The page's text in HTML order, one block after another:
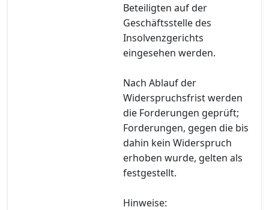
Beteiligten auf der
Geschäftsstelle des
Insolvenzgerichts
eingesehen werden.
Nach Ablauf der
Widerspruchsfrist werden
die Forderungen geprüft;
Forderungen, gegen die bis
dahin kein Widerspruch
erhoben wurde, gelten als
festgestellt.
Hinweise: